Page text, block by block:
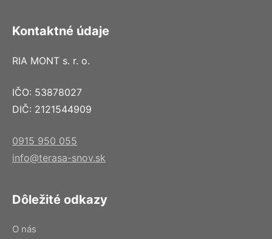
Kontaktné údaje
RIA MONT s. r. o.
IČO: 53878027
DIČ: 2121544909
0915 950 055
info@terasa-snov.sk
Dôležité odkazy
O nás